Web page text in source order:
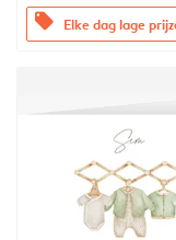
offers Elke dag lage